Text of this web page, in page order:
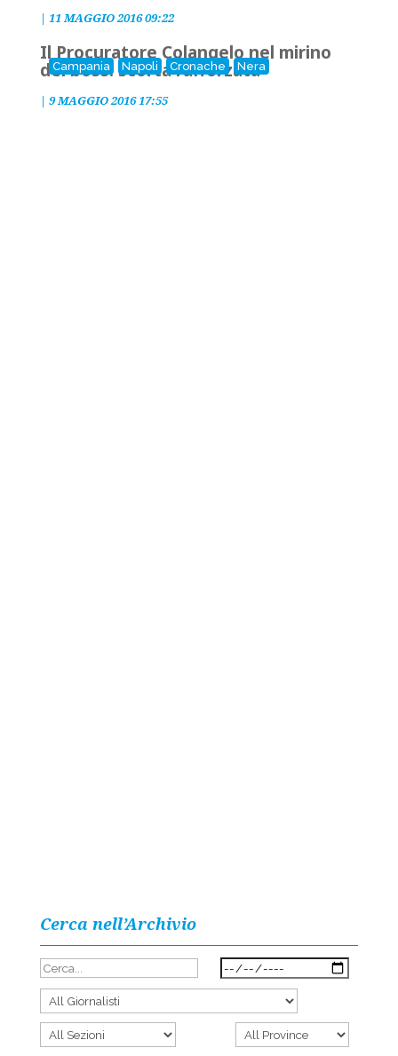
| 11 MAGGIO 2016 09:22
Campania Napoli Cronache Nera
Il Procuratore Colangelo nel mirino
dei boss: scorta rafforzata
| 9 MAGGIO 2016 17:55
Cerca nell’Archivio